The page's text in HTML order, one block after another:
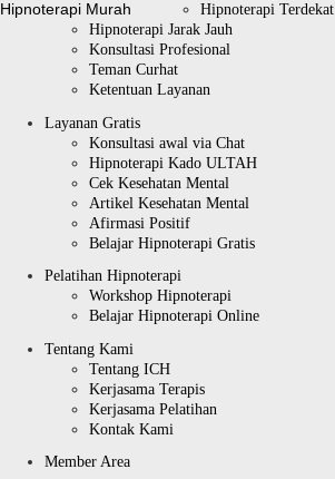
Hipnoterapi Terdekat
Hipnoterapi Jarak Jauh
Konsultasi Profesional
Teman Curhat
Ketentuan Layanan
Layanan Gratis
Konsultasi awal via Chat
Hipnoterapi Kado ULTAH
Cek Kesehatan Mental
Artikel Kesehatan Mental
Afirmasi Positif
Belajar Hipnoterapi Gratis
Pelatihan Hipnoterapi
Workshop Hipnoterapi
Belajar Hipnoterapi Online
Tentang Kami
Tentang ICH
Kerjasama Terapis
Kerjasama Pelatihan
Kontak Kami
Member Area